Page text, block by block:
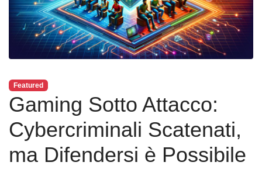
Featured
Gaming Sotto Attacco:
Cybercriminali Scatenati,
ma Difendersi è Possibile